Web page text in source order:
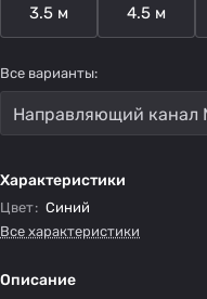
3.5 м 4.5 м
Все варианты:
Характеристики
Цвет: Синий
Все характеристики
Описание